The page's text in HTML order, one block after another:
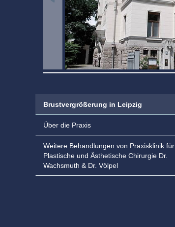
Brustvergrößerung in Leipzig
Über die Praxis
Weitere Behandlungen von Praxisklinik für
Plastische und Ästhetische Chirurgie Dr.
Wachsmuth & Dr. Völpel